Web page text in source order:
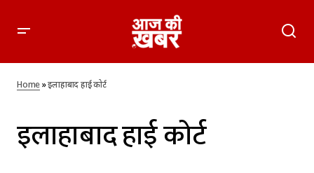
Home»इलाहाबाद हाई कोर्ट
इलाहाबाद हाई कोर्ट